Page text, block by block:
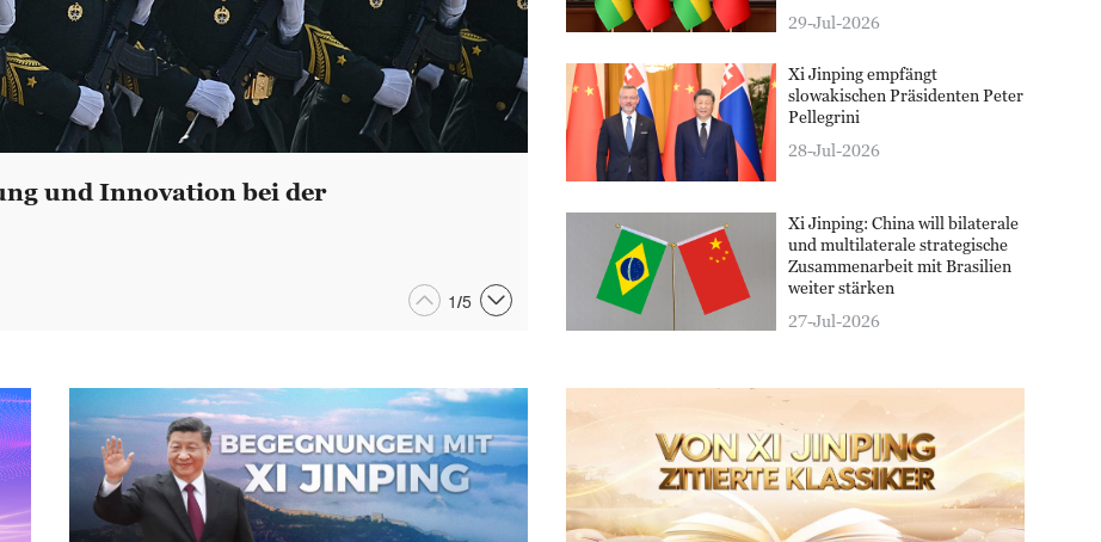
und Innovation bei der
1/5
29-Jul-2026
Xi Jinping empfängt
slowakischen Präsidenten Peter
Pellegrini
28-Jul-2026
Xi Jinping: China will bilaterale
und multilaterale strategische
Zusammenarbeit mit Brasilien
weiter stärken
27-Jul-2026